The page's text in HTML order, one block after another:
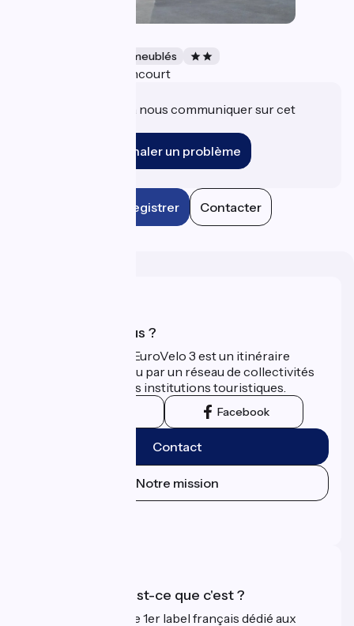
Gîtes et locations de meublés
Alaincourt
Une information à nous communiquer sur cet
Signaler un problème
Enregistrer Contacter
Qui sommes-nous ?
La Scandibérique-EuroVelo 3 est un itinéraire
développé et promu par un réseau de collectivités
territoriales et leurs institutions touristiques.
Facebook
Contact
Notre mission
Accueil Vélo qu'est-ce que c'est ?
Accueil Vélo c'est le 1er label français dédié aux